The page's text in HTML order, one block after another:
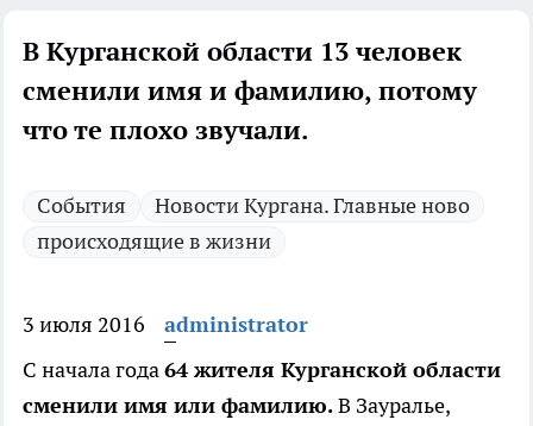
В Курганской области 13 человек
сменили имя и фамилию, потому
что те плохо звучали.
Cобытия
Новости Кургана. Главные ново
происходящие в жизни
3 июля 2016
administrator
С начала года64 жителя Курганской области
сменили имя или фамилию.В Зауралье,